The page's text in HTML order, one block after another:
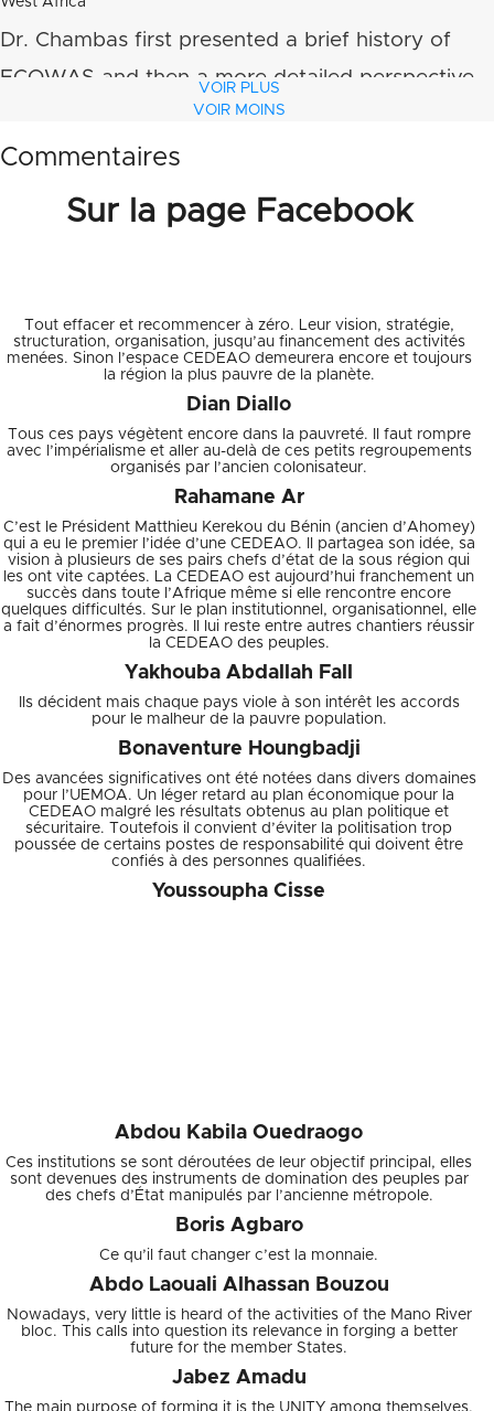
Dr. Chambas first presented a brief history of
ECOWAS and then a more detailed perspective
of the current regional situations and challenges
that are being (or should be) addressed. He
Founding Fathers of ECOWAS was one of
years ahead of the current globalization trend.
VOIR PLUS
VOIR MOINS
Commentaires
Sur la page Facebook
Tout effacer et recommencer à zéro. Leur vision, stratégie,
structuration, organisation, jusqu’au financement des activités
menées. Sinon l’espace CEDEAO demeurera encore et toujours
la région la plus pauvre de la planète.
Dian Diallo
Tous ces pays végètent encore dans la pauvreté. Il faut rompre
avec l’impérialisme et aller au-delà de ces petits regroupements
organisés par l’ancien colonisateur.
Rahamane Ar
C’est le Président Matthieu Kerekou du Bénin (ancien d’Ahomey)
qui a eu le premier l’idée d’une CEDEAO. Il partagea son idée, sa
vision à plusieurs de ses pairs chefs d’état de la sous région qui
les ont vite captées. La CEDEAO est aujourd’hui franchement un
succès dans toute l’Afrique même si elle rencontre encore
quelques difficultés. Sur le plan institutionnel, organisationnel, elle
a fait d’énormes progrès. Il lui reste entre autres chantiers réussir
la CEDEAO des peuples.
Yakhouba Abdallah Fall
Ils décident mais chaque pays viole à son intérêt les accords
pour le malheur de la pauvre population.
Bonaventure Houngbadji
Des avancées significatives ont été notées dans divers domaines
pour l’UEMOA. Un léger retard au plan économique pour la
CEDEAO malgré les résultats obtenus au plan politique et
sécuritaire. Toutefois il convient d’éviter la politisation trop
poussée de certains postes de responsabilité qui doivent être
confiés à des personnes qualifiées.
Youssoupha Cisse
Abdou Kabila Ouedraogo
Ces institutions se sont déroutées de leur objectif principal, elles
sont devenues des instruments de domination des peuples par
des chefs d’État manipulés par l’ancienne métropole.
Boris Agbaro
Ce qu’il faut changer c’est la monnaie.
Abdo Laouali Alhassan Bouzou
Nowadays, very little is heard of the activities of the Mano River
bloc. This calls into question its relevance in forging a better
future for the member States.
Jabez Amadu
The main purpose of forming it is the UNITY among themselves,